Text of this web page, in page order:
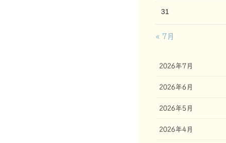
31
« 7月
2026年7月
2026年6月
2026年5月
2026年4月